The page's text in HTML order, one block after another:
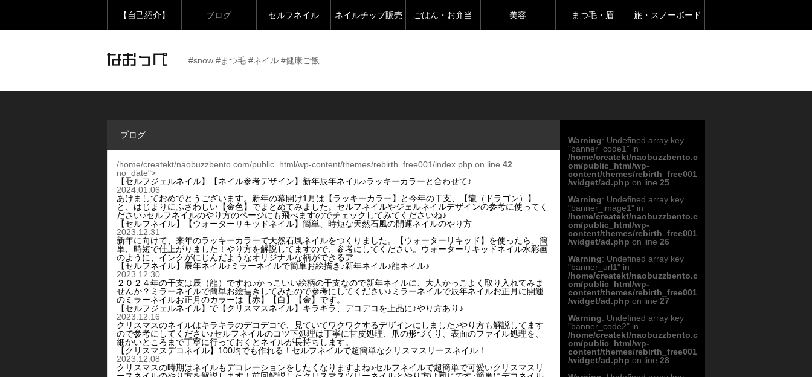
【自己紹介】 ブログ セルフネイル ネイルチップ販売 ごはん・お弁当 美容 まつ毛・眉 旅・スノーボード
#snow #まつ毛 #ネイル #健康ご飯
ブログ
/home/createkt/naobuzzbento.com/public_html/wp-content/themes/rebirth_free001/index.php on line 42
no_date">
【セルフジェルネイル】【ネイル参考デザイン】新年辰年ネイル♪ラッキーカラーと合わせて♪
2024.01.06
あけましておめでとうございます。新年の幕開け1月は【ラッキーカラー】と今年の干支、【龍（ドラゴン）】
と、はじまりにふさわしい【金色】でまとめてみました。セルフネイルやジェルネイルデザインの参考に使ってく
ださい♪セルフネイルのやり方のページにも飛べますのでチェックしてみてくださいね♪
【セルフネイル】【ウォーターリキッドネイル】簡単、時短な天然石風の開運ネイルのやり方
2023.12.31
新年に向けて、来年のラッキーカラーで天然石風ネイルをつくりました。【ウォーターリキッド】を使ったら、簡
単、時短で仕上がりました！やり方を解説してますので、参考にしてください。ウォーターリキッドネイル水彩画
のように、インクがにじんだようなオリジナルな柄ができるア
【セルフネイル】辰年ネイル♪ミラーネイルで簡単お絵描き♪新年ネイル♪龍ネイル♪
2023.12.30
２０２４年の干支は辰（龍）ですね♪かっこいい絵柄の干支なので新年ネイルに、大人かっこよく取り入れてみま
せんか？ミラーネイルで簡単お絵描きしてみたので参考にしてください♪ミラーネイルで辰年ネイルお正月に開運
のミラーネイルお正月のカラーは【赤】【白】【金】です。
【セルフジェルネイル】で【クリスマスネイル】キラキラ、デコデコを上品に♪やり方あり♪
2023.12.16
クリスマスのネイルはキラキラのデコデコで、見ていてワクワクするデザインにしました♪やり方も解説してます
ので参考にしてください♪セルフネイルのコツ下処理は丁寧に甘皮処理、爪の形づくり、表面のファイル処理を、
細かいところまで丁寧に行っておくとネイルが長持ちします。
【クリスマスデコネイル】100均でも作れる！セルフネイルで超簡単なクリスマスリースネイル！
2023.12.08
クリスマスの時期はネイルもデコレーションをしたくなりますよね♪セルフネイルで超簡単で可愛いクリスマスリ
Warning: Undefined array key
"banner_code1" in
/home/createkt/naobuzzbento.c
om/public_html/wp-
content/themes/rebirth_free001
/widget/ad.php on line 25
Warning: Undefined array key
"banner_image1" in
/home/createkt/naobuzzbento.c
om/public_html/wp-
content/themes/rebirth_free001
/widget/ad.php on line 26
Warning: Undefined array key
"banner_url1" in
/home/createkt/naobuzzbento.c
om/public_html/wp-
content/themes/rebirth_free001
/widget/ad.php on line 27
Warning: Undefined array key
"banner_code2" in
/home/createkt/naobuzzbento.c
om/public_html/wp-
content/themes/rebirth_free001
/widget/ad.php on line 28